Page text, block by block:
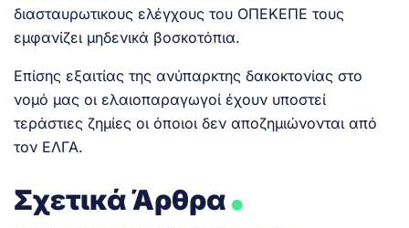
διασταυρωτικους ελέγχους του ΟΠΕΚΕΠΕ τους
εμφανίζει μηδενικά βοσκοτόπια.
Επίσης εξαιτίας της ανύπαρκτης δακοκτονίας στο
νομό μας οι ελαιοπαραγωγοί έχουν υποστεί
τεράστιες ζημίες οι όποιοι δεν αποζημιώνονται από
τον ΕΛΓΑ.
Σχετικά Άρθρα.